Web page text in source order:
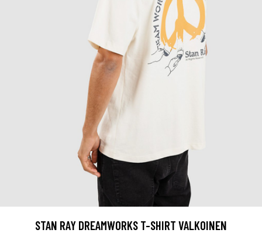
STAN RAY DREAMWORKS T-SHIRT VALKOINEN